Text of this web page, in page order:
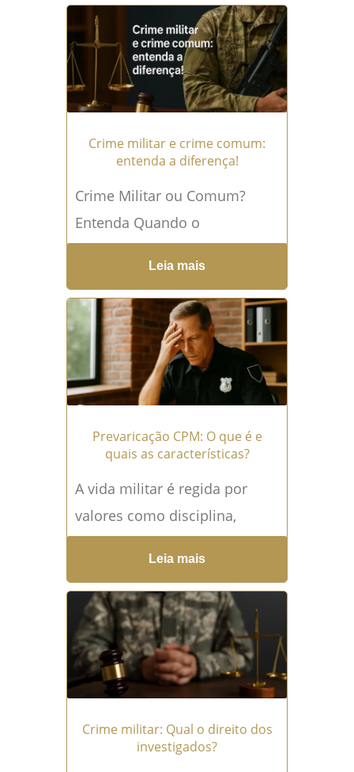
um novo regime criminal
desde... Leia mais →
Crime militar e crime comum:
entenda a diferença!
Crime Militar ou Comum?
Entenda Quando o
Julgamento Muda de Justiça
Quando um militar comete
uma infração penal, surge
uma dúvida fundamental:...
Leia mais →
Leia mais
Prevaricação CPM: O que é e
quais as características?
A vida militar é regida por
valores como disciplina,
lealdade e dever funcional.
Porém, quando esses
princípios são violados, o
ordenamento jurídico... Leia
mais →
Leia mais
Crime militar: Qual o direito dos
investigados?